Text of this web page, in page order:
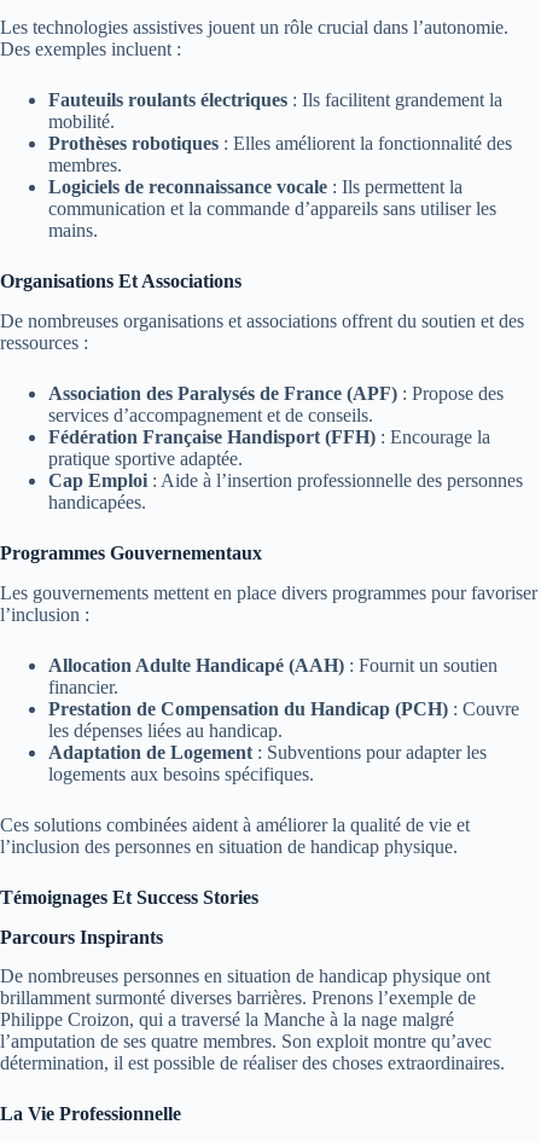
Les technologies assistives jouent un rôle crucial dans l’autonomie.
Des exemples incluent :
Fauteuils roulants électriques : Ils facilitent grandement la
mobilité.
Prothèses robotiques : Elles améliorent la fonctionnalité des
membres.
Logiciels de reconnaissance vocale : Ils permettent la
communication et la commande d’appareils sans utiliser les
mains.
Organisations Et Associations
De nombreuses organisations et associations offrent du soutien et des
ressources :
Association des Paralysés de France (APF) : Propose des
services d’accompagnement et de conseils.
Fédération Française Handisport (FFH) : Encourage la
pratique sportive adaptée.
Cap Emploi : Aide à l’insertion professionnelle des personnes
handicapées.
Programmes Gouvernementaux
Les gouvernements mettent en place divers programmes pour favoriser
l’inclusion :
Allocation Adulte Handicapé (AAH) : Fournit un soutien
financier.
Prestation de Compensation du Handicap (PCH) : Couvre
les dépenses liées au handicap.
Adaptation de Logement : Subventions pour adapter les
logements aux besoins spécifiques.
Ces solutions combinées aident à améliorer la qualité de vie et
l’inclusion des personnes en situation de handicap physique.
Témoignages Et Success Stories
Parcours Inspirants
De nombreuses personnes en situation de handicap physique ont
brillamment surmonté diverses barrières. Prenons l’exemple de
Philippe Croizon, qui a traversé la Manche à la nage malgré
l’amputation de ses quatre membres. Son exploit montre qu’avec
détermination, il est possible de réaliser des choses extraordinaires.
La Vie Professionnelle